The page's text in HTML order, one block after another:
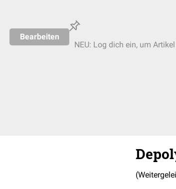
Bearbeiten
NEU: Log dich ein, um